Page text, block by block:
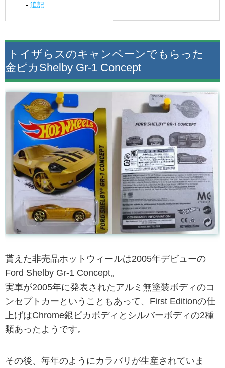
追記
トイザらスのキャンペーンでもらった
金ピカShelby Gr-1 Concept
貰えた非売品ホットウィールは2005年デビューの
Ford Shelby Gr-1 Concept。
実車が2005年に発表されたアルミ無塗装ボディのコ
ンセプトカーということもあって、First Editionの仕
上げはChrome銀ピカボディとシルバーボディの2種
類あったようです。
その後、毎年のようにカラバリが生産されていま